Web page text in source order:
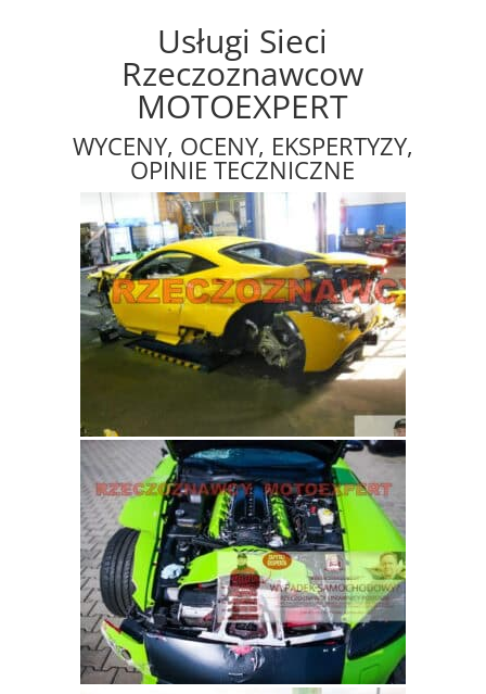
Usługi Sieci
Rzeczoznawcow
MOTOEXPERT
WYCENY, OCENY, EKSPERTYZY,
OPINIE TECZNICZNE